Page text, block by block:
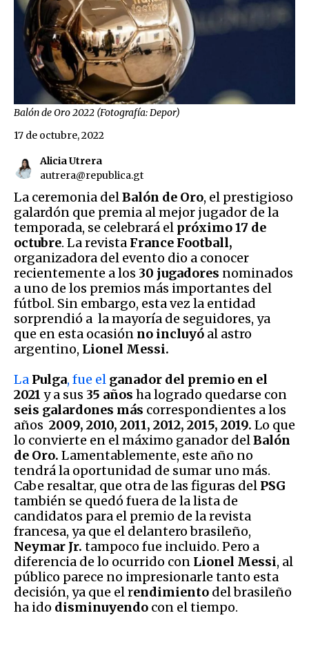
Balón de Oro 2022 (Fotografía: Depor)
Alicia Utrera
autrera@republica.gt
17 de octubre, 2022
La ceremonia delBalón de Oro, el prestigioso
galardón que premia al mejor jugador de la
temporada, se celebrará el próximo 17 de
octubre. La revista France Football,
organizadora del evento dio a conocer
recientemente a los 30 jugadores nominados
a uno de los premios más importantes del
fútbol. Sin embargo, esta vez la entidad
sorprendió a la mayoría de seguidores, ya
que en esta ocasión no incluyó al astro
argentino, Lionel Messi.
La Pulga, fue el ganador del premio en el
2021 y a sus 35 años ha logrado quedarse con
seis galardones más correspondientes a los
años 2009, 2010, 2011, 2012, 2015, 2019. Lo que
lo convierte en el máximo ganador delBalón
de Oro. Lamentablemente, este año no
tendrá la oportunidad de sumar uno más.
Cabe resaltar, que otra de las figuras del PSG
también se quedó fuera de la lista de
candidatos para el premio de la revista
francesa, ya que el delantero brasileño,
Neymar Jr. tampoco fue incluido. Pero a
diferencia de lo ocurrido con Lionel Messi, al
público parece no impresionarle tanto esta
decisión, ya que el rendimiento del brasileño
ha ido disminuyendo con el tiempo.